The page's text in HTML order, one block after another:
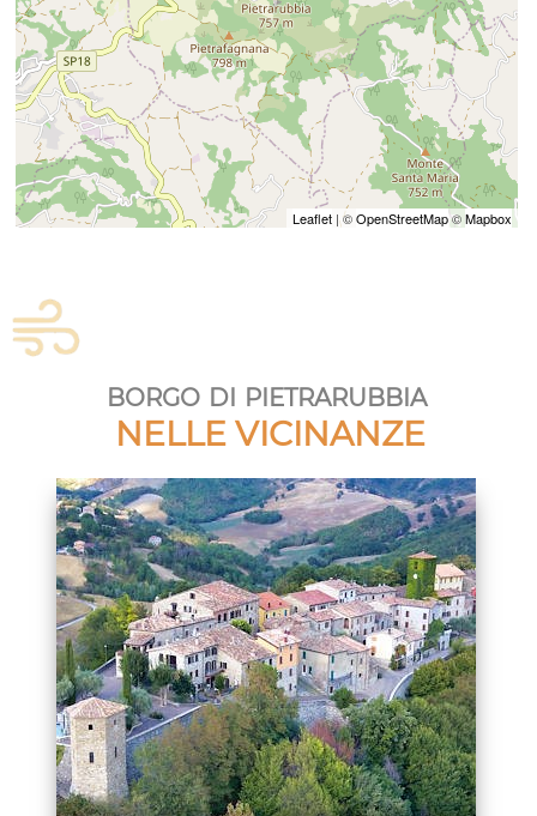
Leaflet| ©OpenStreetMap©Mapbox
borgo di pietrarubbia
NELLE VICINANZE